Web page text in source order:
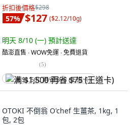
折扣後價格$298
57% $127 ($2.12/10g)
明天 8/10 (一) 預計送達
酷澎直售 ∙ WOW免運 ∙ 免費退貨
(5)
满 $1,500 再省 $75 (王道卡)
OTOKI 不倒翁 O'chef 生薑茶, 1kg, 1
包, 2包